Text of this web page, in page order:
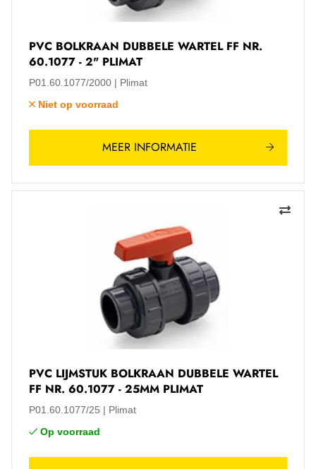
PVC BOLKRAAN DUBBELE WARTEL FF NR.
60.1077 - 2" PLIMAT
P01.60.1077/2000
Plimat
Niet op voorraad
MEER INFORMATIE
PVC LIJMSTUK BOLKRAAN DUBBELE WARTEL
FF NR. 60.1077 - 25MM PLIMAT
P01.60.1077/25
Plimat
Op voorraad